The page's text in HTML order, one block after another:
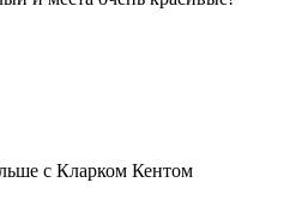
с Кларком Кентом